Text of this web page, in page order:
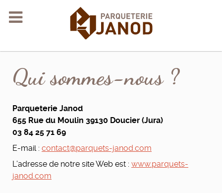
Qui sommes-nous ?
Parqueterie Janod
655 Rue du Moulin 39130 Doucier (Jura)
03 84 25 71 69
E-mail : contact@parquets-janod.com
L’adresse de notre site Web est : www.parquets-
janod.com